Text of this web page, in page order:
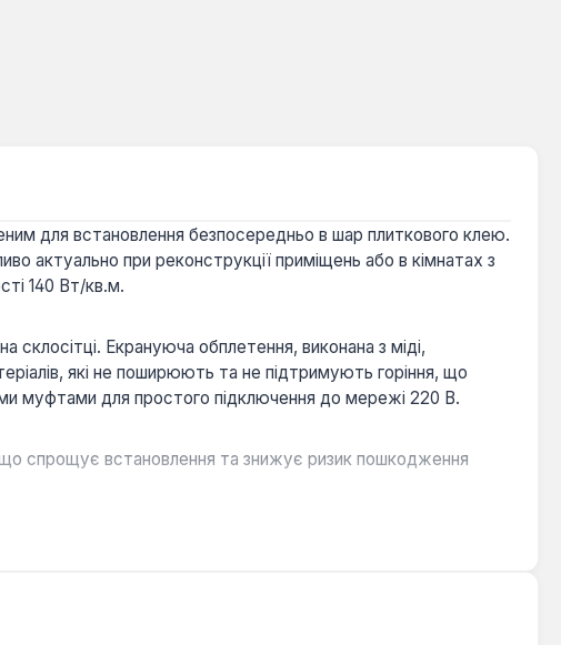
для встановлення безпосередньо в шар плиткового клею.
актуально при реконструкції приміщень або в кімнатах з
140 Вт/кв.м.
Екрануюча обплетення, виконана з міді,
які не поширюють та не підтримують горіння, що
муфтами для простого підключення до мережі 220 В.
що спрощує встановлення та знижує ризик пошкодження